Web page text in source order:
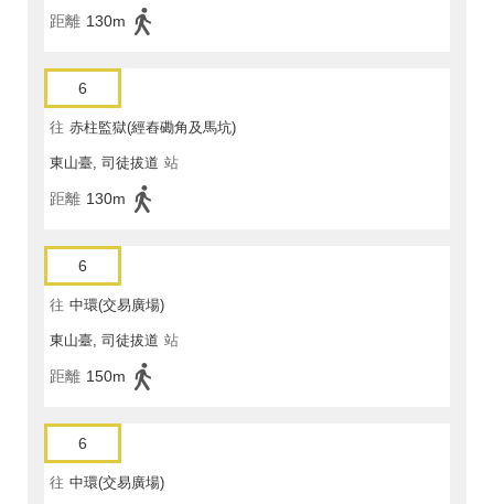
距離 130m
6
往 赤柱監獄(經舂磡角及馬坑)
東山臺, 司徒拔道 站
距離 130m
6
往 中環(交易廣場)
東山臺, 司徒拔道 站
距離 150m
6
往 中環(交易廣場)